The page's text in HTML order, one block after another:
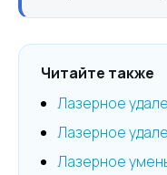
Читайте также
Лазерное
Лазерное
Лазерное